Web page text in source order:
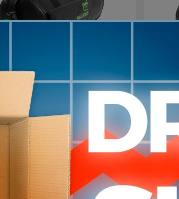
Core Bag 5kg Bolso
Entrenamiento - Sand Bag de
Hierro Con Peso KALLANGO
2.890
Negro